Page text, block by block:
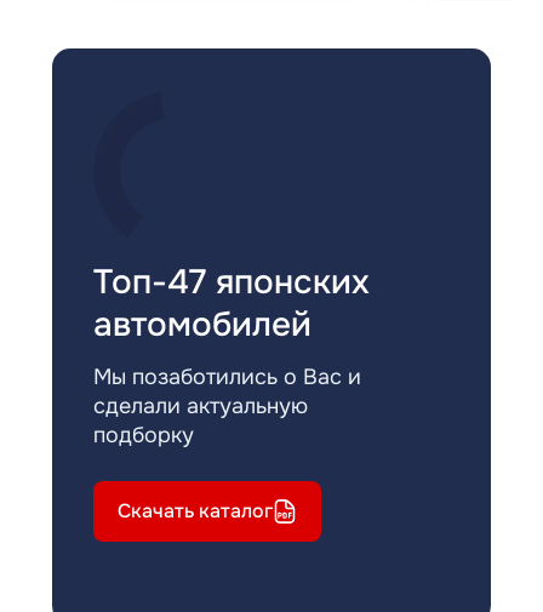
Топ-47 японских
автомобилей
Мы позаботились о Вас и
сделали актуальную
подборку
Скачать каталог